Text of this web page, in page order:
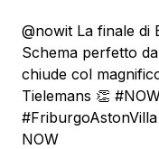
@nowit La finale di
Schema perfetto
chiude col
Tielemans 👏
#FriburgoAstonVilla
NOW